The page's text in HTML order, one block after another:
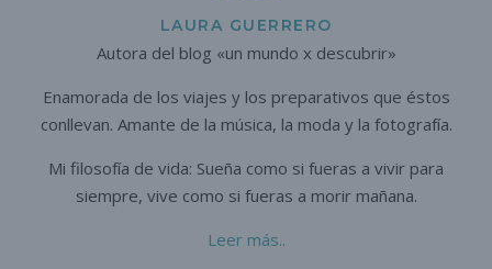
LAURA GUERRERO
Autora del blog «un mundo x descubrir»
Enamorada de los viajes y los preparativos que éstos
conllevan. Amante de la música, la moda y la fotografía.
Mi filosofía de vida: Sueña como si fueras a vivir para
siempre, vive como si fueras a morir mañana.
Leer más..